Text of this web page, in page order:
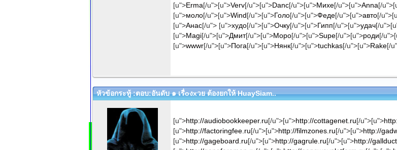
[u">Erma[/u">[u">Verv[/u">[u">Danc[/u">[u">Михе[/u">[u">Anna[/
[u">моло[/u">[u">Wind[/u">[u">Голо[/u">[u">Феде[/u">[u">авто[/
[u">Анас[/u"> [u">худо[/u">[u">Очку[/u">[u">Гипп[/u">[u">удач[/
[u">Magi[/u">[u">Дмит[/u">[u">Моро[/u">[u">Supe[/u">[u">роди[/
[u">wwwr[/u">[u">Пога[/u">[u">Нянк[/u">[u">tuchkas[/u">[u">Rake[/
หัวข้อกระทู้ :ตอบ:อันดับ ๑ เรื่oงxวย ต้องยกให้ HuaySiam..
[u">http://audiobookkeeper.ru[/u">[u">http://cottagenet.ru[/u">[u">
[u">http://factoringfee.ru[/u">[u">http://filmzones.ru[/u">[u">http://
[u">http://gageboard.ru[/u">[u">http://gagrule.ru[/u">[u">http://